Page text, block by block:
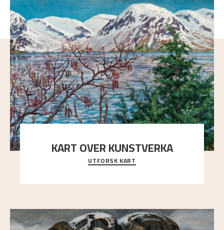
KART OVER KUNSTVERKA
Utforsk stedene og utsiktene i Astrups malerier
UTFORSK KART